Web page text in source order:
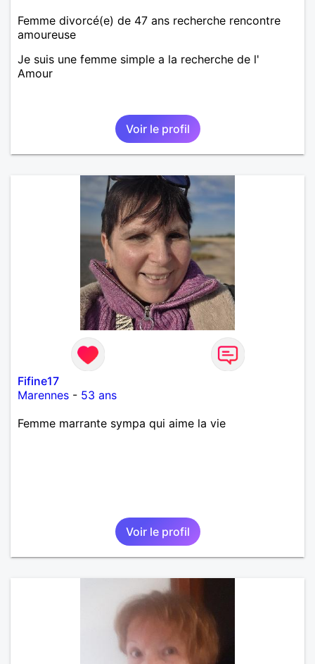
Femme divorcé(e) de 47 ans recherche rencontre
amoureuse
Je suis une femme simple a la recherche de l'
Amour
Voir le profil
Fifine17
Marennes - 53 ans
Femme marrante sympa qui aime la vie
Voir le profil